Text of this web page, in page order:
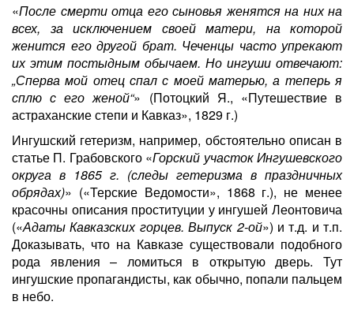
«После смерти отца его сыновья женятся на них на
всех, за исключением своей матери, на которой
женится его другой брат. Чеченцы часто упрекают
их этим постыдным обычаем. Но ингуши отвечают:
„Сперва мой отец спал с моей матерью, а теперь я
сплю с его женой“» (Потоцкий Я., «Путешествие в
астраханские степи и Кавказ», 1829 г.)
Ингушский гетеризм, например, обстоятельно описан в
статье П. Грабовского «Горский участок Ингушевского
округа в 1865 г. (следы гетеризма в праздничных
обрядах)» («Терские Ведомости», 1868 г.), не менее
красочны описания проституции у ингушей Леонтовича
(«Адаты Кавказских горцев. Выпуск 2-ой») и т.д. и т.п.
Доказывать, что на Кавказе существовали подобного
рода явления – ломиться в открытую дверь. Тут
ингушские пропагандисты, как обычно, попали пальцем
в небо.